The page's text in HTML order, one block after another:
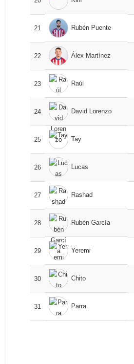
21 Rubén Puente
22 Álex Martínez
23 Raúl
24 David Lorenzo
25 Tay
26 Lucas
27 Rashad
28 Rubén García
29 Yeremi
30 Chito
31 Parra